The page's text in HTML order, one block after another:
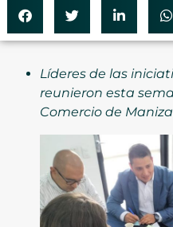
Líderes de las
reunieron esta
Comercio de